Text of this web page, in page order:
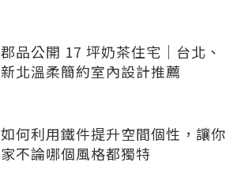
郡品公開 17 坪奶茶住宅｜台北、
新北溫柔簡約室內設計推薦
如何利用鐵件提升空間個性，讓你
家不論哪個風格都獨特